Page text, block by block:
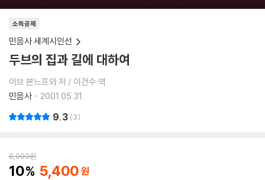
소득공제
민음사 세계시인선
두브의 집과 길에 대하여
이브 본느프와 저 / 이건수 역
민음사
2001.05.31.
9.3 3
6,000원
10 5,400